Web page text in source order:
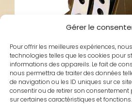
Gérer le
Pour offrir les meilleures expériences,
technologies telles que les cookies pour
informations des appareils. Le fait de
nous permettra de traiter des données
de navigation ou les ID uniques sur ce
consentir ou de retirer son
sur certaines caractéristiques et fonctions.